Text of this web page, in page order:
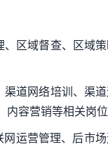
区域督查、区域
道网络培训、渠
内容营销等相关岗位
运营管理、后市